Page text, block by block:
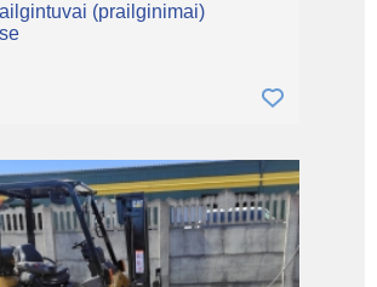
(prailginimai)